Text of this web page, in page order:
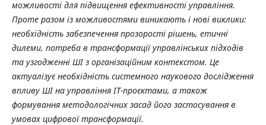
можливості для підвищення ефективності управління.
Проте разом із можливостями виникають і нові виклики:
необхідність забезпечення прозорості рішень, етичні
дилеми, потреба в трансформації управлінських підходів
та узгодженні ШІ з організаційним контекстом. Це
актуалізує необхідність системного наукового дослідження
впливу ШІ на управління ІТ-проєктами, а також
формування методологічних засад його застосування в
умовах цифрової трансформації.